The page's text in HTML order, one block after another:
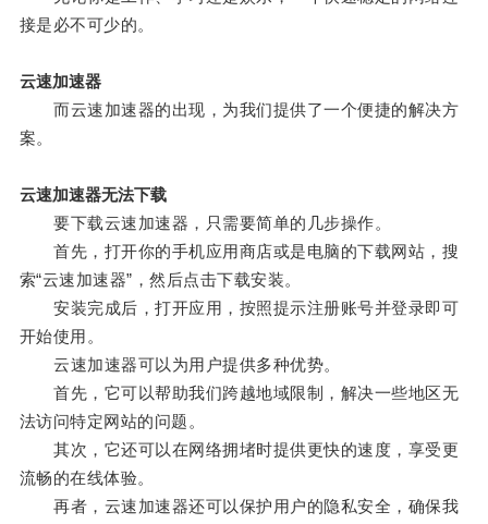
接是必不可少的。
云速加速器
而云速加速器的出现，为我们提供了一个便捷的解决方
案。
云速加速器无法下载
要下载云速加速器，只需要简单的几步操作。
首先，打开你的手机应用商店或是电脑的下载网站，搜
索“云速加速器”，然后点击下载安装。
安装完成后，打开应用，按照提示注册账号并登录即可
开始使用。
云速加速器可以为用户提供多种优势。
首先，它可以帮助我们跨越地域限制，解决一些地区无
法访问特定网站的问题。
其次，它还可以在网络拥堵时提供更快的速度，享受更
流畅的在线体验。
再者，云速加速器还可以保护用户的隐私安全，确保我